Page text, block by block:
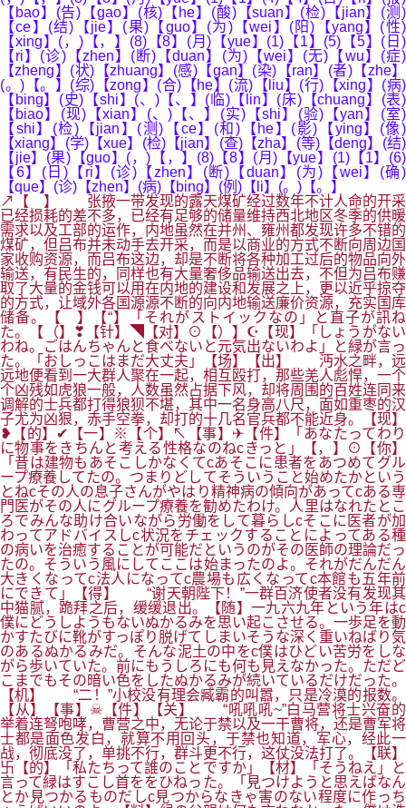
【bao】(告)【gao】(核)【he】(酸)【suan】(检)【jian】(测)
【ce】(结)【jie】(果)【guo】(为)【wei】(阳)【yang】(性)
【xing】(，)【，】(8)【8】(月)【yue】(1)【1】(5)【5】(日)
【ri】(诊)【zhen】(断)【duan】(为)【wei】(无)【wu】(症)
【zheng】(状)【zhuang】(感)【gan】(染)【ran】(者)【zhe】
(。)【。】(综)【zong】(合)【he】(流)【liu】(行)【xing】(病)
【bing】(史)【shi】(、)【、】(临)【lin】(床)【chuang】(表)
【biao】(现)【xian】(、)【、】(实)【shi】(验)【yan】(室)
【shi】(检)【jian】(测)【ce】(和)【he】(影)【ying】(像)
【xiang】(学)【xue】(检)【jian】(查)【zha】(等)【deng】(结)
【jie】(果)【guo】(，)【，】(8)【8】(月)【yue】(1)【1】(6)
【6】(日)【ri】(诊)【zhen】(断)【duan】(为)【wei】(确)
【que】(诊)【zhen】(病)【bing】(例)【li】(。)【。】
↗【 】 张掖一带发现的露天煤矿经过数年不计人命的开采
已经损耗的差不多，已经有足够的储量维持西北地区冬季的供暖
需求以及工部的运作，内地虽然在并州、雍州都发现许多不错的
煤矿，但吕布并未动手去开采，而是以商业的方式不断向周边国
家收购资源，而吕布这边，却是不断将各种加工过后的物品向外
输送，有民生的，同样也有大量奢侈品输送出去，不但为吕布赚
取了大量的金钱可以用在内地的建设和发展之上，更以近乎掠夺
的方式，让域外各国源源不断的向内地输送廉价资源，充实国库
储备。【 】【“】「それがストイックなの」と直子が訊ね
た。【（】❣【针】◥【对】⊙【）】☪【现】「しょうがない
わね。ごはんちゃんと食べないと元気出ないわよ」と緑が言っ
た。「おしっこはまだ大丈夫」【场】【出】 沔水之畔，远
远地便看到一大群人聚在一起，相互殴打，那些羌人彪悍，一个
个凶残如虎狼一般，人数虽然占据下风，却将周围的百姓连同来
调解的士兵都打得狼狈不堪，其中一名身高八尺，面如重枣的汉
子尤为凶狠，赤手空拳，却打的十几名官兵都不能近身。【现】
❥【的】✔【一】※【个】↖【事】✈【件】「あなたってわり
に物事をきちんと考える性格なのねcきっと」【，】⊙【你】
「昔は建物もあそこしかなくてcあそこに患者をあつめてグル
ープ療養してたの。つまりどしてそういうこと始めたかという
とねcその人の息子さんがやはり精神病の傾向があってcある専
門医がその人にグループ療養を勧めたわけ。人里はなれたとこ
ろでみんな助け合いながら労働をして暮らしcそこに医者が加
わってアドバイスしc状況をチェックすることによってある種
の病いを治癒することが可能だというのがその医師の理論だっ
たの。そういう風にしてここは始まったのよ。それがだんだん
大きくなってc法人になってc農場も広くなってc本館も五年前
にできて」【得】 “谢天朝陛下！”一群百济使者没有发现其
中猫腻，跪拜之后，缓缓退出。【随】一九六九年という年はc
僕にどうしようもないぬかるみを思い起こさせる。一歩足を動
かすたびに靴がすっぽり脱げてしまいそうな深く重いねばり気
のあるぬかるみだ。そんな泥土の中をc僕はひどい苦労をしな
がら歩いていた。前にもうしろにも何も見えなかった。ただど
こまでもその暗い色をしたぬかるみが続いているだけだった。
【机】 “二！”小校没有理会臧霸的叫嚣，只是冷漠的报数。
【从】【事】☠【件】【关】 “吼吼吼~”白马营将士兴奋的
举着连弩咆哮，曹营之中，无论于禁以及一干曹将，还是曹军将
士都是面色发白，就算不用回头，于禁也知道，军心，经此一
战，彻底没了，单挑不行，群斗更不行，这仗没法打了。【联】
卐【的】「私たちって誰のことですか」【材】「そうねえ」と
言って緑はすこし首ををひねった。「見つけようと思えばなん
とか見つかるものだしc見つからなきゃ害のない程度に作っち